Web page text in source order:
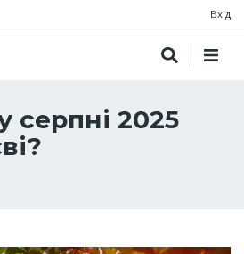
Вхід
серпні 2025